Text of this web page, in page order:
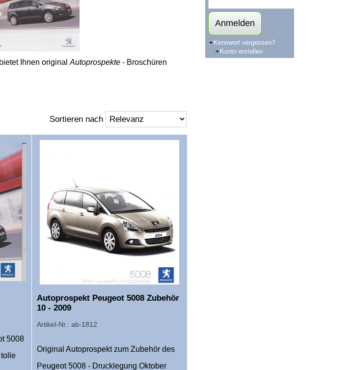
Anmelden
Kennwort vergessen?
Konto erstellen
Ihnen original Autoprospekte - Broschüren
Sortieren nach
5008
Autoprospekt Peugeot 5008 Zubehör
10 - 2009
Artikel-Nr.: ab-1812
Original Autoprospekt zum Zubehör des
Peugeot 5008 - Drucklegung Oktober